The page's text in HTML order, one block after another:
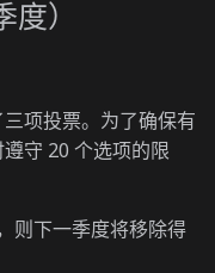
）
项投票。为了确保有
守 20 个选项的限
则下一季度将移除得